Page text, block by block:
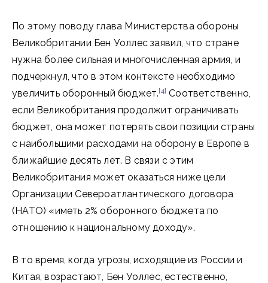
По этому поводу глава Министерства обороны
Великобритании Бен Уоллес заявил, что стране
нужна более сильная и многочисленная армия, и
подчеркнул, что в этом контексте необходимо
увеличить оборонный бюджет.[4] Соответственно,
если Великобритания продолжит ограничивать
бюджет, она может потерять свои позиции страны
с наибольшими расходами на оборону в Европе в
ближайшие десять лет. В связи с этим
Великобритания может оказаться ниже цели
Организации Североатлантического договора
(НАТО) «иметь 2% оборонного бюджета по
отношению к национальному доходу».
В то время, когда угрозы, исходящие из России и
Китая, возрастают, Бен Уоллес, естественно,